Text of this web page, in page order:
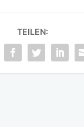
TEILEN: